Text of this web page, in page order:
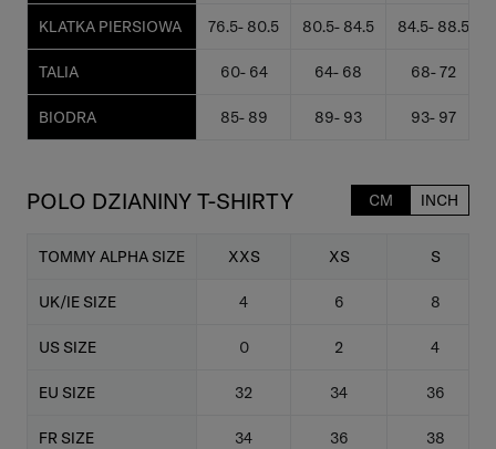
KLATKA PIERSIOWA 76.5- 80.5 80.5- 84.5 84.5- 88.5
TALIA 60- 64 64- 68 68- 72
BIODRA 85- 89 89- 93 93- 97
POLO DZIANINY T-SHIRTY CM INCH
TOMMY ALPHA SIZE XXS XS S
UK/IE SIZE 4 6 8
US SIZE 0 2 4
EU SIZE 32 34 36
FR SIZE 34 36 38